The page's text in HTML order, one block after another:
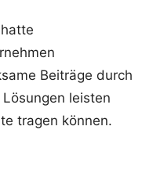
Beiträge durch
leisten
tragen können.